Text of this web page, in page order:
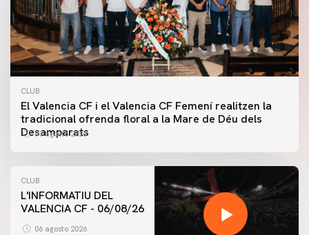
CLUB
El Valencia CF i el Valencia CF Femení realitzen la
tradicional ofrenda floral a la Mare de Déu dels
Desamparats
07 agosto 2026
CLUB
L'INFORMATIU DEL
VALENCIA CF - 06/08/26
06 agosto 2026
PRIMER EQUIP
ENTRENAMENT DEL VALENCIA CF 6/8/2026